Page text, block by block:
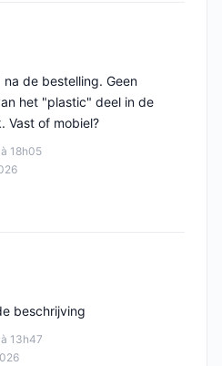
18h05
de bestelling. Geen
het "plastic" deel in de
Vast of mobiel?
13h47
beschrijving